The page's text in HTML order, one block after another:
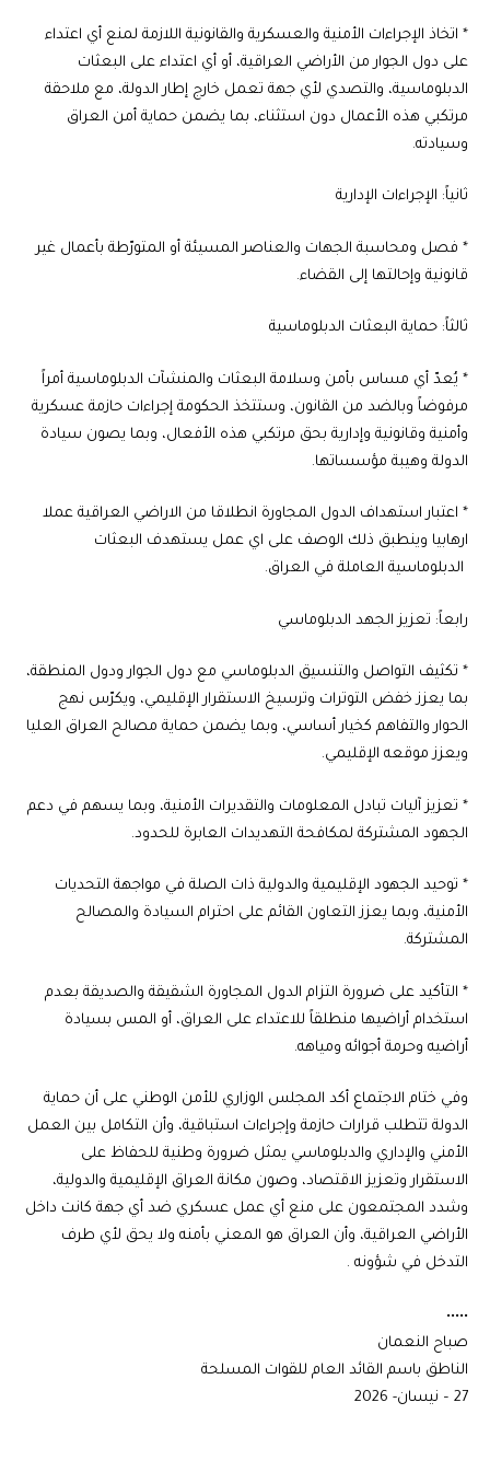
* اتخاذ الإجراءات الأمنية والعسكرية والقانونية اللازمة لمنع أي اعتداء
على دول الجوار من الأراضي العراقية، أو أي اعتداء على البعثات
الدبلوماسية، والتصدي لأي جهة تعمل خارج إطار الدولة، مع ملاحقة
مرتكبي هذه الأعمال دون استثناء، بما يضمن حماية أمن العراق
وسيادته.
ثانياً: الإجراءات الإدارية
* فصل ومحاسبة الجهات والعناصر المسيئة أو المتورّطة بأعمال غير
قانونية وإحالتها إلى القضاء.
ثالثاً: حماية البعثات الدبلوماسية
* يُعدّ أي مساس بأمن وسلامة البعثات والمنشآت الدبلوماسية أمراً
مرفوضاً وبالضد من القانون، وستتخذ الحكومة إجراءات حازمة عسكرية
وأمنية وقانونية وإدارية بحق مرتكبي هذه الأفعال، وبما يصون سيادة
الدولة وهيبة مؤسساتها.
* اعتبار استهداف الدول المجاورة انطلاقا من الاراضي العراقية عملا
ارهابيا وينطبق ذلك الوصف على اي عمل يستهدف البعثات
الدبلوماسية العاملة في العراق.
رابعاً: تعزيز الجهد الدبلوماسي
* تكثيف التواصل والتنسيق الدبلوماسي مع دول الجوار ودول المنطقة،
بما يعزز خفض التوترات وترسيخ الاستقرار الإقليمي، ويكرّس نهج
الحوار والتفاهم كخيار أساسي، وبما يضمن حماية مصالح العراق العليا
ويعزز موقعه الإقليمي.
* تعزيز آليات تبادل المعلومات والتقديرات الأمنية، وبما يسهم في دعم
الجهود المشتركة لمكافحة التهديدات العابرة للحدود.
* توحيد الجهود الإقليمية والدولية ذات الصلة في مواجهة التحديات
الأمنية، وبما يعزز التعاون القائم على احترام السيادة والمصالح
المشتركة.
* التأكيد على ضرورة التزام الدول المجاورة الشقيقة والصديقة بعدم
استخدام أراضيها منطلقاً للاعتداء على العراق، أو المس بسيادة
أراضيه وحرمة أجوائه ومياهه.
وفي ختام الاجتماع أكد المجلس الوزاري للأمن الوطني على أن حماية
الدولة تتطلب قرارات حازمة وإجراءات استباقية، وأن التكامل بين العمل
الأمني والإداري والدبلوماسي يمثل ضرورة وطنية للحفاظ على
الاستقرار وتعزيز الاقتصاد، وصون مكانة العراق الإقليمية والدولية،
وشدد المجتمعون على منع أي عمل عسكري ضد أي جهة كانت داخل
الأراضي العراقية، وأن العراق هو المعني بأمنه ولا يحق لأي طرف
التدخل في شؤونه .
•••••
صباح النعمان
الناطق باسم القائد العام للقوات المسلحة
27 – نيسان- 2026